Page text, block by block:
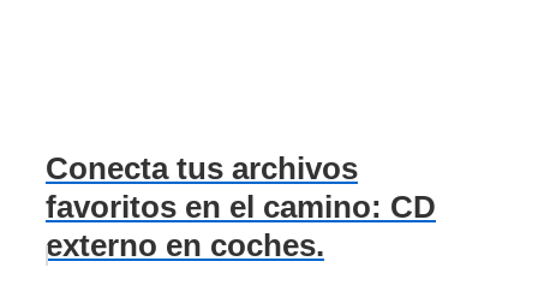
Conecta tus archivos
favoritos en el camino: CD
externo en coches.